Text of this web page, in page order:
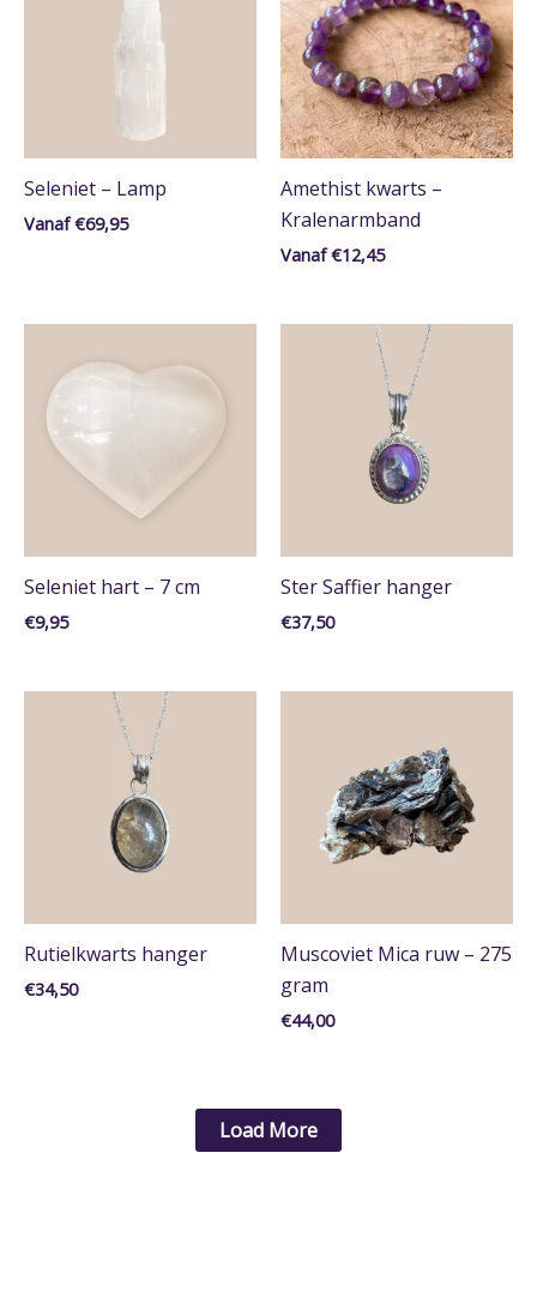
Schorpioen
Tweelingen
Vissen
Vorm
Kristalcluster
Ovaal
Seleniet – Lamp
Vanaf €69,95
Amethist kwarts –
Kralenarmband
Vanaf €12,45
Seleniet hart – 7 cm
€9,95
Ster Saffier hanger
€37,50
Rutielkwarts hanger
€34,50
Muscoviet Mica ruw – 275
gram
€44,00
Load More